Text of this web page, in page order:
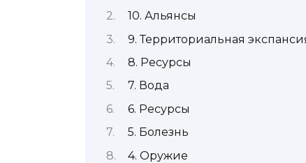
10. Альянсы
9. Территориальная
8. Ресурсы
7. Вода
6. Ресурсы
5. Болезнь
4. Оружие